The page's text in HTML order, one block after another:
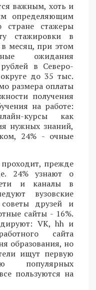
важным, хоть и
определяющим
стажеры
стажировки в
месяц, при этом
ожидания
в Северо-
до 35 тыс.
размера оплаты
получения
на работе:
курсы как
нужных знаний,
24% - очные
прежде
24% узнают о
и каналы в
вузовские
друзей и
сайты - 16%.
VK, hh и
сайта
образования, но
ищут первую
популярных
пользуются на